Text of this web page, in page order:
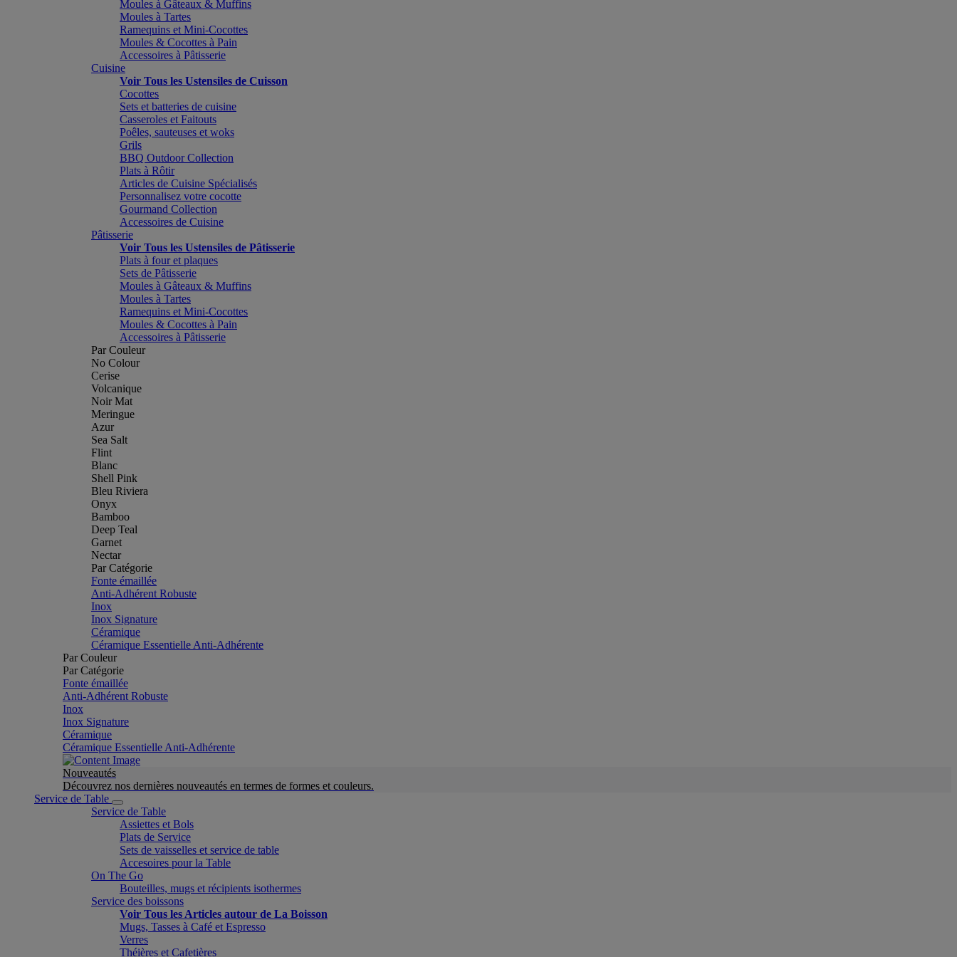
Moules à Gâteaux & Muffins
Moules à Tartes
Ramequins et Mini-Cocottes
Moules & Cocottes à Pain
Accessoires à Pâtisserie
Cuisine
Voir Tous les Ustensiles de Cuisson
Cocottes
Sets et batteries de cuisine
Casseroles et Faitouts
Poêles, sauteuses et woks
Grils
BBQ Outdoor Collection
Plats à Rôtir
Articles de Cuisine Spécialisés
Personnalisez votre cocotte
Gourmand Collection
Accessoires de Cuisine
Pâtisserie
Voir Tous les Ustensiles de Pâtisserie
Plats à four et plaques
Sets de Pâtisserie
Moules à Gâteaux & Muffins
Moules à Tartes
Ramequins et Mini-Cocottes
Moules & Cocottes à Pain
Accessoires à Pâtisserie
Par Couleur
No Colour
Cerise
Volcanique
Noir Mat
Meringue
Azur
Sea Salt
Flint
Blanc
Shell Pink
Bleu Riviera
Onyx
Bamboo
Deep Teal
Garnet
Nectar
Par Catégorie
Fonte émaillée
Anti-Adhérent Robuste
Inox
Inox Signature
Céramique
Céramique Essentielle Anti-Adhérente
Par Couleur
Par Catégorie
Fonte émaillée
Anti-Adhérent Robuste
Inox
Inox Signature
Céramique
Céramique Essentielle Anti-Adhérente
Nouveautés
Découvrez nos dernières nouveautés en termes de formes et couleurs.
Service de Table
Service de Table
Assiettes et Bols
Plats de Service
Sets de vaisselles et service de table
Accesoires pour la Table
On The Go
Bouteilles, mugs et récipients isothermes
Service des boissons
Voir Tous les Articles autour de La Boisson
Mugs, Tasses à Café et Espresso
Verres
Théières et Cafetières